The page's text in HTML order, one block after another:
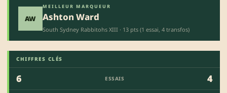
AW
MEILLEUR MARQUEUR
Ashton Ward
South Sydney Rabbitohs XIII · 13 pts (1 essai, 4 transfos)
CHIFFRES CLÉS
6 ESSAIS
4